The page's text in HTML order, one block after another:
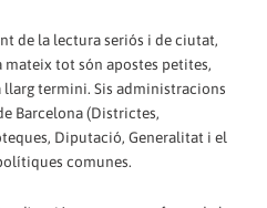
de la lectura seriós i de ciutat,
tot són apostes petites,
llarg termini. Sis administracions
Barcelona (Districtes,
Diputació, Generalitat i el
comunes.